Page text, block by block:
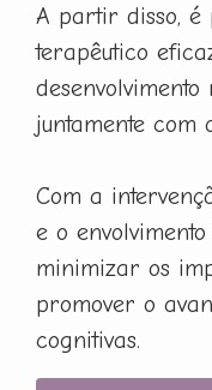
A partir disso, é
terapêutico
juntamente com
Com a
e o
minimizar os
promover o
cognitivas.